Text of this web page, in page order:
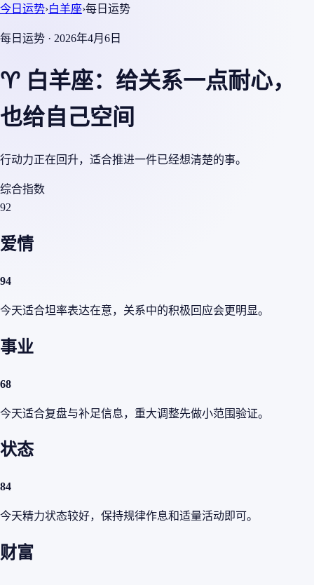
今日运势›白羊座›每日运势
每日运势 · 2026年4月6日
♈ 白羊座：给关系一点耐心，
也给自己空间
行动力正在回升，适合推进一件已经想清楚的事。
综合指数
92
爱情
94
今天适合坦率表达在意，关系中的积极回应会更明显。
事业
68
今天适合复盘与补足信息，重大调整先做小范围验证。
状态
84
今天精力状态较好，保持规律作息和适量活动即可。
财富